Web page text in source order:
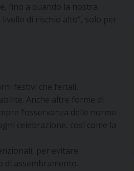
fino a quando la nostra
di rischio alto”, solo per
festivi che feriali,
Anche altre forme di
l’osservanza delle norme.
celebrazione, così come la
per evitare
assembramento.